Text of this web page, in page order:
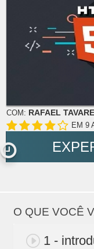
COM: RAFAEL
EM 9
O QUE VOCÊ
1 -